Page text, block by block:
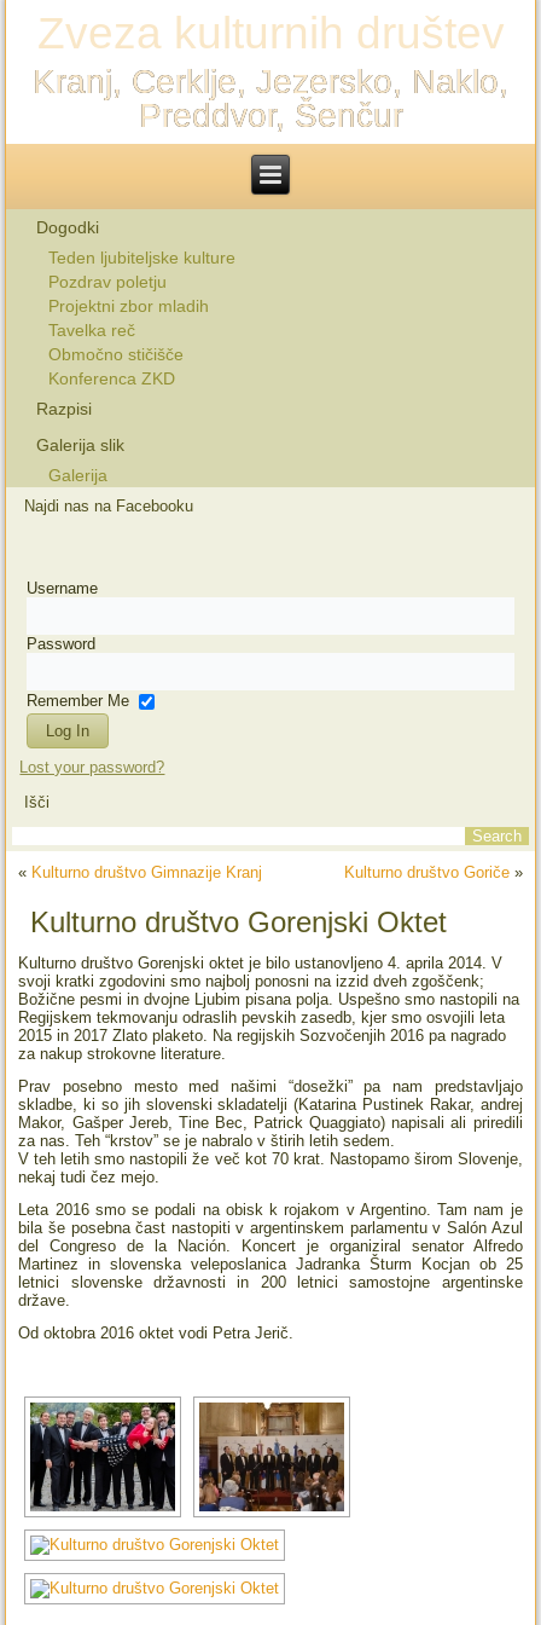
Zveza kulturnih društev
Kranj, Cerklje, Jezersko, Naklo,
Preddvor, Šenčur
Dogodki
Teden ljubiteljske kulture
Pozdrav poletju
Projektni zbor mladih
Tavelka reč
Območno stičišče
Konferenca ZKD
Razpisi
Galerija slik
Galerija
Najdi nas na Facebooku
Username
Password
Remember Me
Lost your password?
Išči
« Kulturno društvo Gimnazije Kranj Kulturno društvo Goriče»
Kulturno društvo Gorenjski Oktet
Kulturno društvo Gorenjski oktet je bilo ustanovljeno 4. aprila 2014. V
svoji kratki zgodovini smo najbolj ponosni na izzid dveh zgoščenk;
Božične pesmi in dvojne Ljubim pisana polja. Uspešno smo nastopili na
Regijskem tekmovanju odraslih pevskih zasedb, kjer smo osvojili leta
2015 in 2017 Zlato plaketo. Na regijskih Sozvočenjih 2016 pa nagrado
za nakup strokovne literature.
Prav posebno mesto med našimi “dosežki” pa nam predstavljajo
skladbe, ki so jih slovenski skladatelji (Katarina Pustinek Rakar, andrej
Makor, Gašper Jereb, Tine Bec, Patrick Quaggiato) napisali ali priredili
za nas. Teh “krstov” se je nabralo v štirih letih sedem.
V teh letih smo nastopili že več kot 70 krat. Nastopamo širom Slovenje,
nekaj tudi čez mejo.
Leta 2016 smo se podali na obisk k rojakom v Argentino. Tam nam je
bila še posebna čast nastopiti v argentinskem parlamentu v Salón Azul
del Congreso de la Nación. Koncert je organiziral senator Alfredo
Martinez in slovenska veleposlanica Jadranka Šturm Kocjan ob 25
letnici slovenske državnosti in 200 letnici samostojne argentinske
države.
Od oktobra 2016 oktet vodi Petra Jerič.